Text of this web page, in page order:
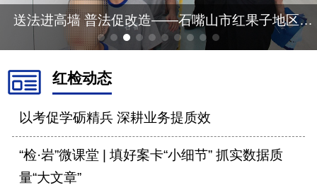
送法进高墙 普法促改造——石嘴山市红果子地区人民检察院开展法治宣传教育活动
红检动态
以考促学砺精兵 深耕业务提质效
“检·岩”微课堂 | 填好案卡“小细节” 抓实数据质
量“大文章”